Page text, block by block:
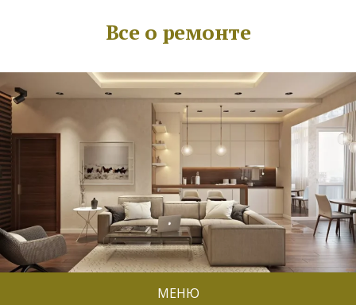
Все о ремонте
МЕНЮ